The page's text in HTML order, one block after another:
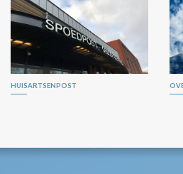
HUISARTSENPOST